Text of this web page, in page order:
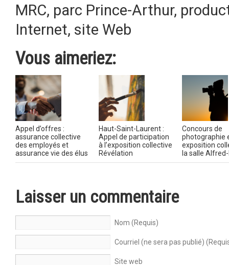
MRC, parc Prince-Arthur,
Internet, site Web
Vous aimeriez:
Appel d’offres :
assurance collective
des employés et
assurance vie des élus
Haut-Saint-Laurent :
Appel de participation
à l’exposition collective
Révélation
Concours de
photographie
exposition
la salle
Laisser un commentaire
Nom (Requis)
Courriel (ne sera pas publié)
Site web